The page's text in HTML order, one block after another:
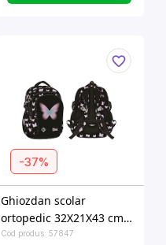
-37%
Ghiozdan scolar
ortopedic 32X21X43 cm
Pastel Butterfly
Cod produs: 57847